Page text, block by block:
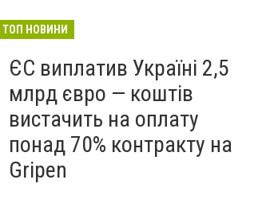
ТОП НОВИНИ
ЄС виплатив Україні 2,5
млрд євро — коштів
вистачить на оплату
понад 70% контракту на
Gripen